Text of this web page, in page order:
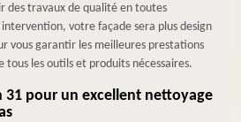
des travaux de qualité en toutes
votre façade sera plus design
vous garantir les meilleures prestations
tous les outils et produits nécessaires.
pour un excellent nettoyage